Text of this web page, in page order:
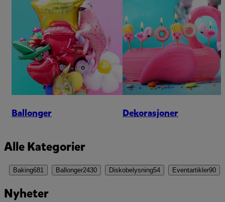
Ballonger Dekorasjoner
Alle Kategorier
Baking681 Ballonger2430 Diskobelysning54 Eventartikler90
Nyheter